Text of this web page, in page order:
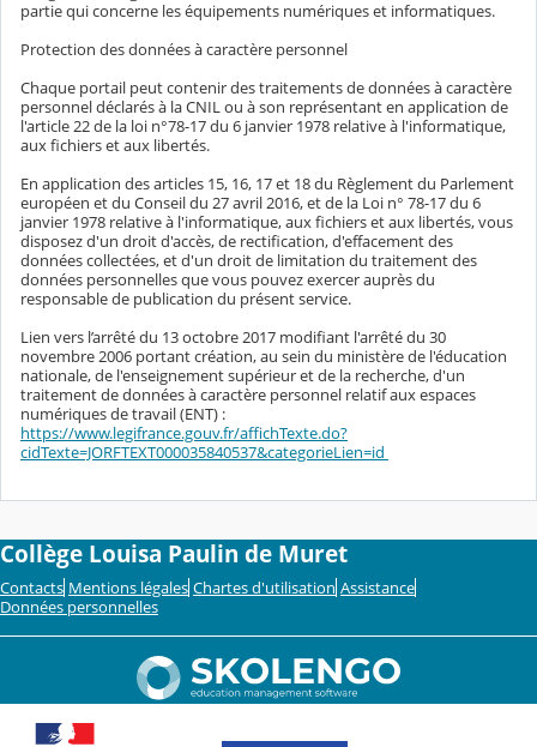
partie qui concerne les équipements numériques et informatiques.
Protection des données à caractère personnel
Chaque portail peut contenir des traitements de données à caractère
personnel déclarés à la CNIL ou à son représentant en application de
l'article 22 de la loi n°78-17 du 6 janvier 1978 relative à l'informatique,
aux fichiers et aux libertés.
En application des articles 15, 16, 17 et 18 du Règlement du Parlement
européen et du Conseil du 27 avril 2016, et de la Loi n° 78-17 du 6
janvier 1978 relative à l'informatique, aux fichiers et aux libertés, vous
disposez d'un droit d'accès, de rectification, d'effacement des
données collectées, et d'un droit de limitation du traitement des
données personnelles que vous pouvez exercer auprès du
responsable de publication du présent service.
Lien vers l’arrêté du 13 octobre 2017 modifiant l'arrêté du 30
novembre 2006 portant création, au sein du ministère de l'éducation
nationale, de l'enseignement supérieur et de la recherche, d'un
traitement de données à caractère personnel relatif aux espaces
numériques de travail (ENT) :
https://www.legifrance.gouv.fr/affichTexte.do?
cidTexte=JORFTEXT000035840537&categorieLien=id
Collège Louisa Paulin de Muret
Contacts Mentions légales Chartes d'utilisation Assistance
Données personnelles